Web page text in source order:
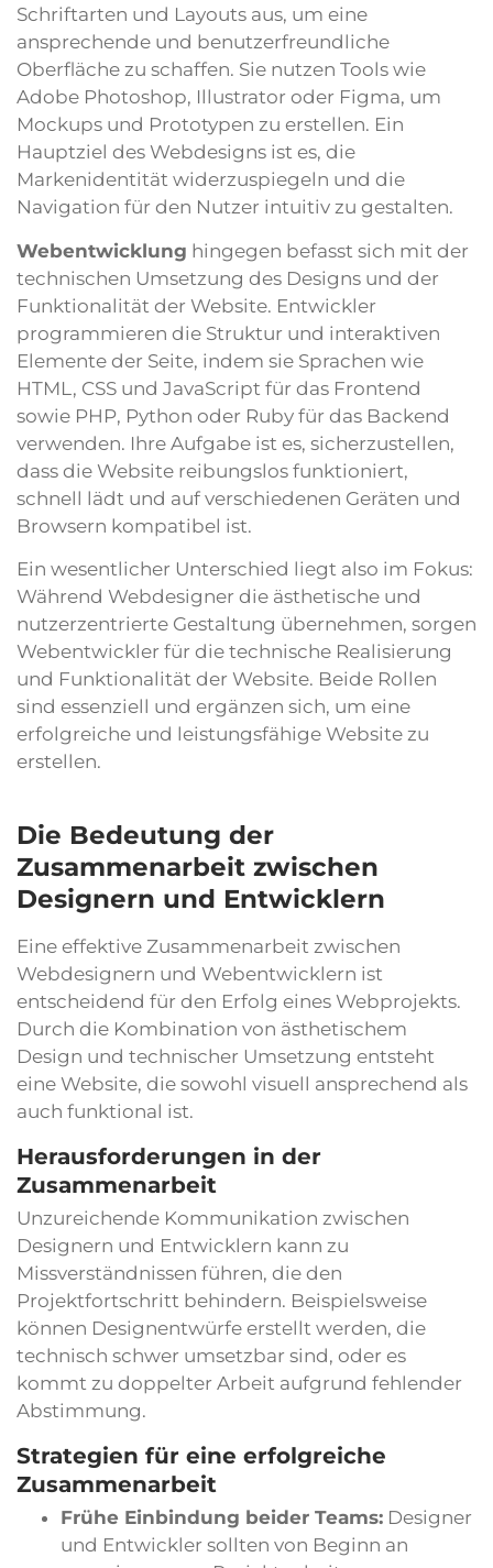
Schriftarten und Layouts aus, um eine
ansprechende und benutzerfreundliche
Oberfläche zu schaffen. Sie nutzen Tools wie
Adobe Photoshop, Illustrator oder Figma, um
Mockups und Prototypen zu erstellen. Ein
Hauptziel des Webdesigns ist es, die
Markenidentität widerzuspiegeln und die
Navigation für den Nutzer intuitiv zu gestalten.
Webentwicklung hingegen befasst sich mit der
technischen Umsetzung des Designs und der
Funktionalität der Website. Entwickler
programmieren die Struktur und interaktiven
Elemente der Seite, indem sie Sprachen wie
HTML, CSS und JavaScript für das Frontend
sowie PHP, Python oder Ruby für das Backend
verwenden. Ihre Aufgabe ist es, sicherzustellen,
dass die Website reibungslos funktioniert,
schnell lädt und auf verschiedenen Geräten und
Browsern kompatibel ist.
Ein wesentlicher Unterschied liegt also im Fokus:
Während Webdesigner die ästhetische und
nutzerzentrierte Gestaltung übernehmen, sorgen
Webentwickler für die technische Realisierung
und Funktionalität der Website. Beide Rollen
sind essenziell und ergänzen sich, um eine
erfolgreiche und leistungsfähige Website zu
erstellen.
Die Bedeutung der
Zusammenarbeit zwischen
Designern und Entwicklern
Eine effektive Zusammenarbeit zwischen
Webdesignern und Webentwicklern ist
entscheidend für den Erfolg eines Webprojekts.
Durch die Kombination von ästhetischem
Design und technischer Umsetzung entsteht
eine Website, die sowohl visuell ansprechend als
auch funktional ist.
Herausforderungen in der
Zusammenarbeit
Unzureichende Kommunikation zwischen
Designern und Entwicklern kann zu
Missverständnissen führen, die den
Projektfortschritt behindern. Beispielsweise
können Designentwürfe erstellt werden, die
technisch schwer umsetzbar sind, oder es
kommt zu doppelter Arbeit aufgrund fehlender
Abstimmung.
Strategien für eine erfolgreiche
Zusammenarbeit
Frühe Einbindung beider Teams: Designer
und Entwickler sollten von Beginn an